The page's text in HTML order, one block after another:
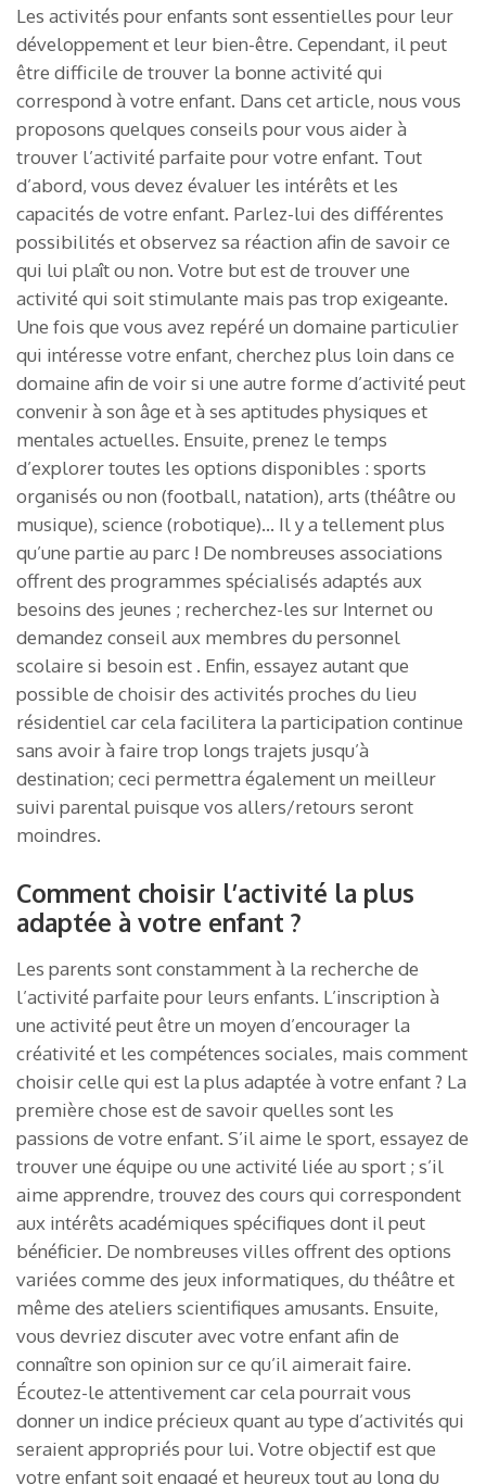
Les activités pour enfants sont essentielles pour leur
développement et leur bien-être. Cependant, il peut
être difficile de trouver la bonne activité qui
correspond à votre enfant. Dans cet article, nous vous
proposons quelques conseils pour vous aider à
trouver l’activité parfaite pour votre enfant. Tout
d’abord, vous devez évaluer les intérêts et les
capacités de votre enfant. Parlez-lui des différentes
possibilités et observez sa réaction afin de savoir ce
qui lui plaît ou non. Votre but est de trouver une
activité qui soit stimulante mais pas trop exigeante.
Une fois que vous avez repéré un domaine particulier
qui intéresse votre enfant, cherchez plus loin dans ce
domaine afin de voir si une autre forme d’activité peut
convenir à son âge et à ses aptitudes physiques et
mentales actuelles. Ensuite, prenez le temps
d’explorer toutes les options disponibles : sports
organisés ou non (football, natation), arts (théâtre ou
musique), science (robotique)… Il y a tellement plus
qu’une partie au parc ! De nombreuses associations
offrent des programmes spécialisés adaptés aux
besoins des jeunes ; recherchez-les sur Internet ou
demandez conseil aux membres du personnel
scolaire si besoin est . Enfin, essayez autant que
possible de choisir des activités proches du lieu
résidentiel car cela facilitera la participation continue
sans avoir à faire trop longs trajets jusqu’à
destination; ceci permettra également un meilleur
suivi parental puisque vos allers/retours seront
moindres.
Comment choisir l’activité la plus
adaptée à votre enfant ?
Les parents sont constamment à la recherche de
l’activité parfaite pour leurs enfants. L’inscription à
une activité peut être un moyen d’encourager la
créativité et les compétences sociales, mais comment
choisir celle qui est la plus adaptée à votre enfant ? La
première chose est de savoir quelles sont les
passions de votre enfant. S’il aime le sport, essayez de
trouver une équipe ou une activité liée au sport ; s’il
aime apprendre, trouvez des cours qui correspondent
aux intérêts académiques spécifiques dont il peut
bénéficier. De nombreuses villes offrent des options
variées comme des jeux informatiques, du théâtre et
même des ateliers scientifiques amusants. Ensuite,
vous devriez discuter avec votre enfant afin de
connaître son opinion sur ce qu’il aimerait faire.
Écoutez-le attentivement car cela pourrait vous
donner un indice précieux quant au type d’activités qui
seraient appropriés pour lui. Votre objectif est que
votre enfant soit engagé et heureux tout au long du